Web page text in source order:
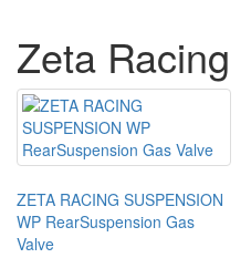
Zeta Racing
ZETA RACING SUSPENSION
WP RearSuspension Gas
Valve